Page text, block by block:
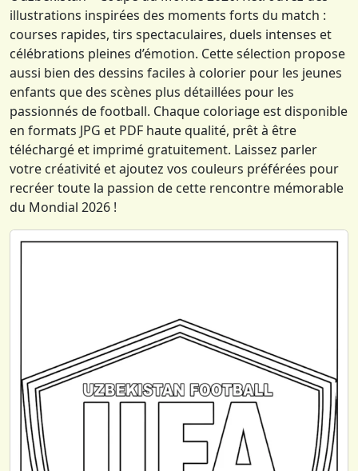
illustrations inspirées des moments forts du match :
courses rapides, tirs spectaculaires, duels intenses et
célébrations pleines d’émotion. Cette sélection propose
aussi bien des dessins faciles à colorier pour les jeunes
enfants que des scènes plus détaillées pour les
passionnés de football. Chaque coloriage est disponible
en formats JPG et PDF haute qualité, prêt à être
téléchargé et imprimé gratuitement. Laissez parler
votre créativité et ajoutez vos couleurs préférées pour
recréer toute la passion de cette rencontre mémorable
du Mondial 2026 !